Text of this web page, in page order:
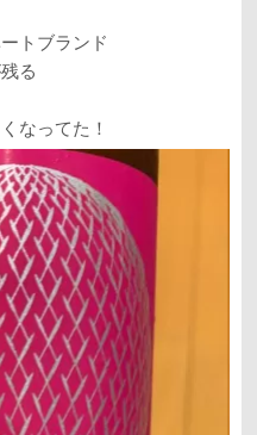
トブランド
る
なってた！